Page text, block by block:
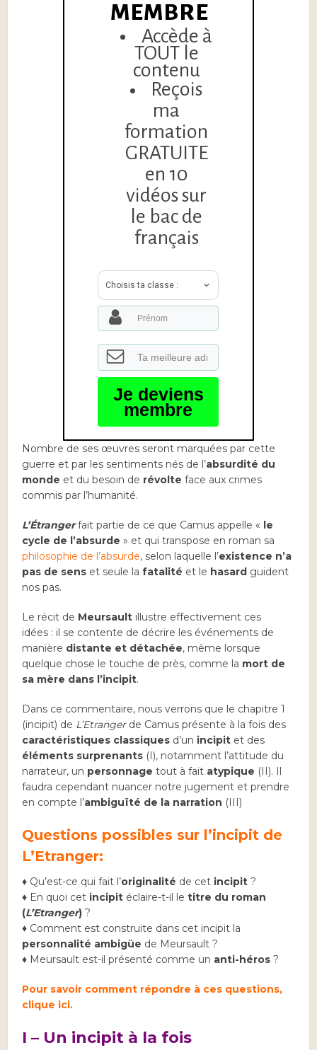
MEMBRE
Accède à
TOUT le
contenu
Reçois
ma
formation
GRATUITE
en 10
vidéos sur
le bac de
français
Choisis ta classe :
Je deviens
membre
Nombre de ses œuvres seront marquées par cette
guerre et par les sentiments nés de l’absurdité du
monde et du besoin de révolte face aux crimes
commis par l’humanité.
L’Étranger fait partie de ce que Camus appelle « le
cycle de l’absurde » et qui transpose en roman sa
philosophie de l’absurde, selon laquelle l’existence n’a
pas de sens et seule lafatalité et le hasard guident
nos pas.
Le récit de Meursault illustre effectivement ces
idées : il se contente de décrire les événements de
manière distante et détachée, même lorsque
quelque chose le touche de près, comme la mort de
sa mère dans l’incipit.
Dans ce commentaire, nous verrons que le chapitre 1
(incipit) de L’Etrangerde Camus présente à la fois des
caractéristiques classiques d’un incipit et des
éléments surprenants (I), notamment l’attitude du
narrateur, un personnage tout à fait atypique (II). Il
faudra cependant nuancer notre jugement et prendre
en compte l’ambiguïté de la narration (III)
Questions possibles sur l’incipit de
L’Etranger:
♦ Qu’est-ce qui fait l’originalité de cet incipit ?
♦ En quoi cet incipit éclaire-t-il letitre du roman
(L’Etranger) ?
♦ Comment est construite dans cet incipit la
personnalité ambigüe de Meursault ?
♦ Meursault est-il présenté comme un anti-héros ?
Pour savoir comment répondre à ces questions,
clique ici.
I – Un incipit à la fois